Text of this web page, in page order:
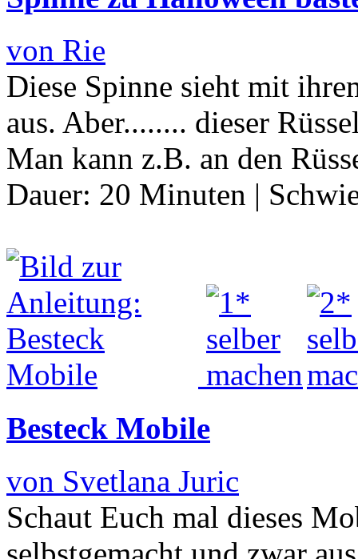
von Rie
Diese Spinne sieht mit
aus. Aber........ dieser
Man kann z.B. an den
Dauer: 20 Minuten |
Besteck Mobile
von Svetlana Juric
Schaut Euch mal dieses